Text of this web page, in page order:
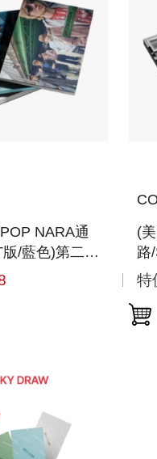
NARA通
/藍色)第二張
」
(
路
迷
「
特